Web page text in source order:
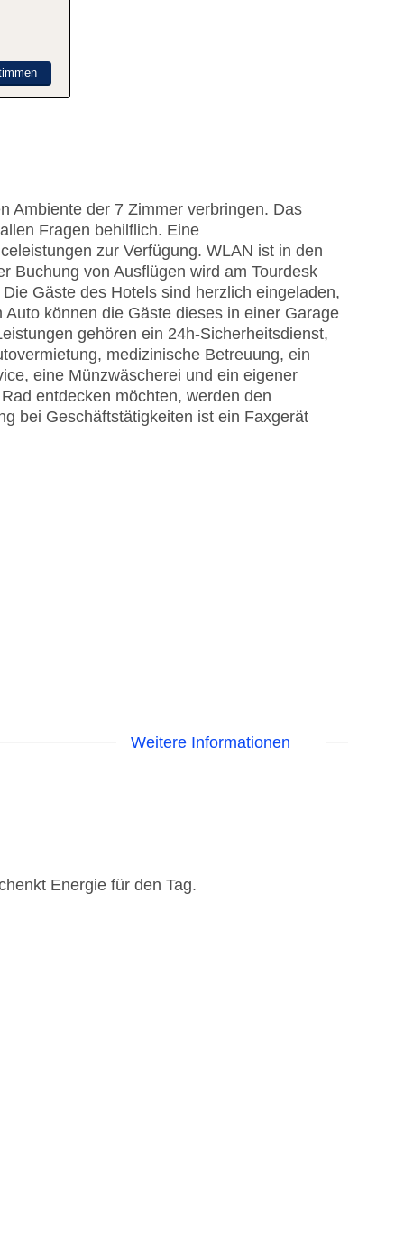
Ambiente der 7 Zimmer verbringen. Das
Fragen behilflich. Eine
zur Verfügung. WLAN ist in den
Buchung von Ausflügen wird am Tourdesk
Gäste des Hotels sind herzlich eingeladen,
können die Gäste dieses in einer Garage
gehören ein 24h-Sicherheitsdienst,
medizinische Betreuung, ein
eine Münzwäscherei und ein eigener
entdecken möchten, werden den
bei Geschäftstätigkeiten ist ein Faxgerät
Weitere Informationen
Energie für den Tag.